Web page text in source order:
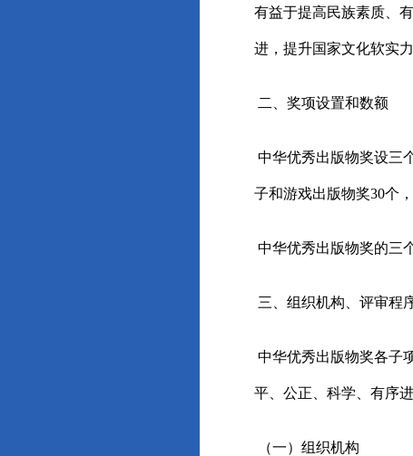
有益于提高民族素质、
进，提升国家文化软实
二、奖项设置和数额
中华优秀出版物奖设三
子和游戏出版物奖30个
中华优秀出版物奖的三
三、组织机构、评审程
中华优秀出版物奖各子
平、公正、科学、有序进
（一）组织机构